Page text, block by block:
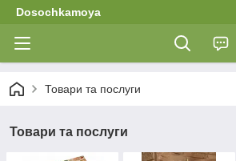
Dosochkamoya
Товари та послуги
Товари та послуги